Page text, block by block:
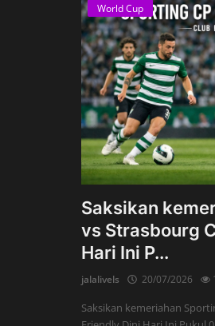
World Cup
Saksikan
vs Strasbourg
Hari Ini P...
jalalivels 20/07/2026
Saksikan kemeriahan